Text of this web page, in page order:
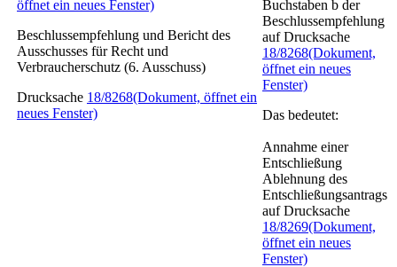
öffnet ein neues Fenster)
Beschlussempfehlung und Bericht des
Ausschusses für Recht und
Verbraucherschutz (6. Ausschuss)
Drucksache 18/8268(Dokument, öffnet ein
neues Fenster)
Buchstaben b der
Beschlussempfehlung
auf Drucksache
18/8268(Dokument,
öffnet ein neues
Fenster)
Das bedeutet:
Annahme einer
Entschließung
Ablehnung des
Entschließungsantrags
auf Drucksache
18/8269(Dokument,
öffnet ein neues
Fenster)